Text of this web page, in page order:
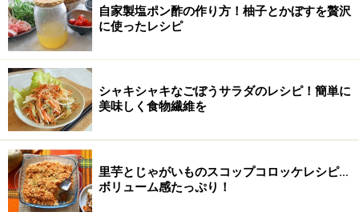
切り込みを入れます。かぶの向きを90度回転させ、同様
に端から切り込みを入れていきます。（
の手順）
自家製塩ポン酢の作り方！柚子とかぼすを贅沢
に使ったレシピ
シャキシャキなごぼうサラダのレシピ！簡単に
美味しく食物繊維を
里芋とじゃがいものスコップコロッケレシピ…
ボリューム感たっぷり！